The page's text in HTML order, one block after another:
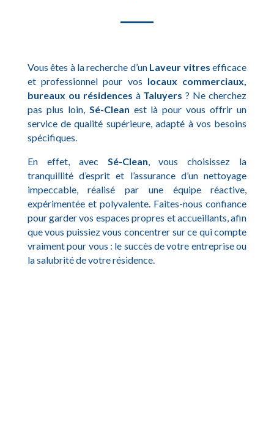
Vous êtes à la recherche d’un Laveur vitres efficace
et professionnel pour vos locaux commerciaux,
bureaux ou résidences à Taluyers ? Ne cherchez
pas plus loin, Sé-Clean est là pour vous offrir un
service de qualité supérieure, adapté à vos besoins
spécifiques.
En effet, avec Sé-Clean , vous choisissez la
tranquillité d’esprit et l’assurance d’un nettoyage
impeccable, réalisé par une équipe réactive,
expérimentée et polyvalente. Faites-nous confiance
pour garder vos espaces propres et accueillants, afin
que vous puissiez vous concentrer sur ce qui compte
vraiment pour vous : le succès de votre entreprise ou
la salubrité de votre résidence.